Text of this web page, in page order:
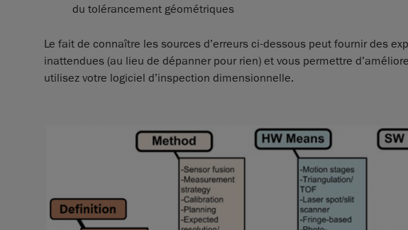
du tolérancement géométriques
Le fait de connaître les sources d’erreurs ci-dessous peut fournir des
inattendues (au lieu de dépanner pour rien) et vous permettre
utilisez votre logiciel d’inspection dimensionnelle.